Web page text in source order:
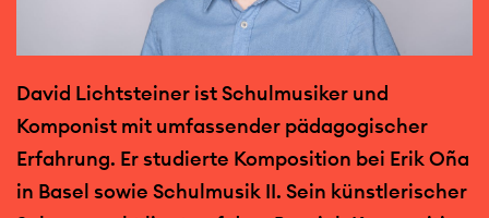
David Lichtsteiner ist Schulmusiker und
Komponist mit umfassender pädagogischer
Erfahrung. Er studierte Komposition bei Erik Oña
in Basel sowie Schulmusik II. Sein künstlerischer